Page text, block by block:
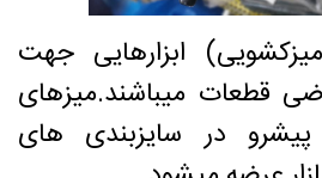
ابزارهایی جهت
قطعات میباشند.میزهای
پیشرو در سایزبندی های